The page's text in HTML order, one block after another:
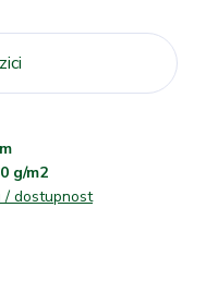
g/m2
/ dostupnost